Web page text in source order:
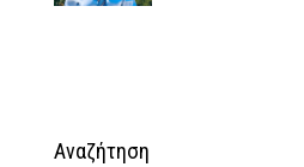
Αναζήτηση